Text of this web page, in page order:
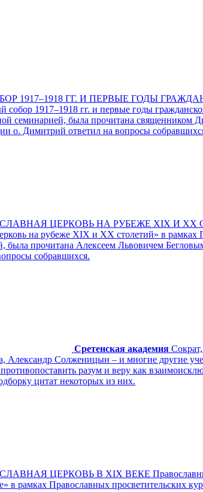
ГГ. И ПЕРВЫЕ ГОДЫ
собор 1917–1918 гг. и первые годы
семинарией, была прочитана священником
о. Димитрий ответил на вопросы
ЦЕРКОВЬ НА РУБЕЖЕ XIX И XX
на рубеже XIX и XX столетий» в
была прочитана Алексеем Львовичем
собравшихся.
Сретенская академия
Александр Солженицын – и многие другие
разум и веру как
цитат некоторых из них.
ЦЕРКОВЬ В XIX ВЕКЕ Православные
в рамках Православных